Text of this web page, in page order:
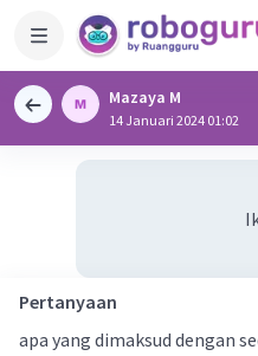
Mazaya M
14 Januari 2024 01:02
Pertanyaan
apa yang dimaksud dengan